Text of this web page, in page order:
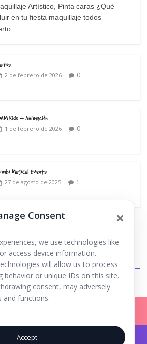
Consent
we use technologies like
access device information.
will allow us to process
behavior or unique IDs on this site.
consent, may adversely
and functions.
Accept
Artístico, Pinta caras ¿Qué
en tu fiesta maquillaje todos
2 de febrero de 2026 0
Kids – Animación
1 de febrero de 2026 0
Magical Events
27 de agosto de 2025 1
Sesión | Registrarse |